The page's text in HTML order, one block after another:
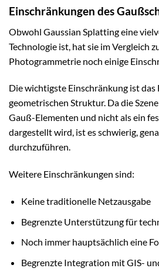
Einschränkungen des
Obwohl Gaussian Splatting eine
Technologie ist, hat sie im Vergleich
Photogrammetrie noch einige
Die wichtigste Einschränkung ist das
geometrischen Struktur. Da die
Gauß-Elementen und nicht als ein
dargestellt wird, ist es schwierig,
durchzuführen.
Weitere Einschränkungen sind:
Keine traditionelle Netzausgabe
Begrenzte Unterstützung für
Noch immer hauptsächlich eine
Begrenzte Integration mit GIS-